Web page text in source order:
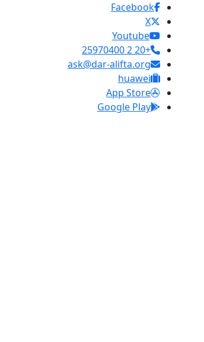
Facebook
X
Youtube
+20 2 25970400
ask@dar-alifta.org
huawei
App Store
Google Play